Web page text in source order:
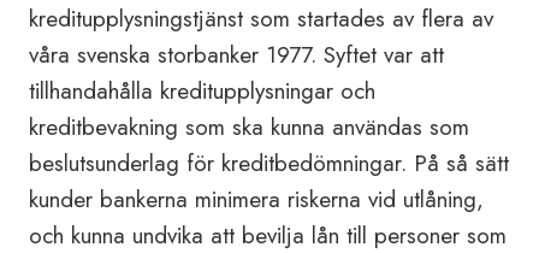
kreditupplysningstjänst som startades av flera av
våra svenska storbanker 1977. Syftet var att
tillhandahålla kreditupplysningar och
kreditbevakning som ska kunna användas som
beslutsunderlag för kreditbedömningar. På så sätt
kunder bankerna minimera riskerna vid utlåning,
och kunna undvika att bevilja lån till personer som